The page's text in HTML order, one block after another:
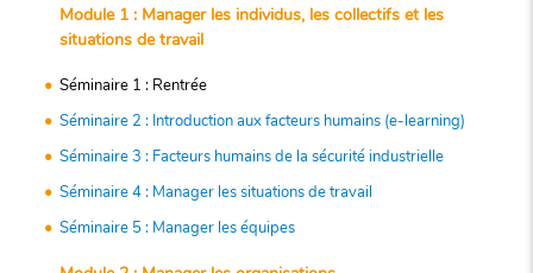
Module 1 : Manager les individus, les collectifs et les
situations de travail
Séminaire 1 : Rentrée
Séminaire 2 : Introduction aux facteurs humains (e-learning)
Séminaire 3 : Facteurs humains de la sécurité industrielle
Séminaire 4 : Manager les situations de travail
Séminaire 5 : Manager les équipes